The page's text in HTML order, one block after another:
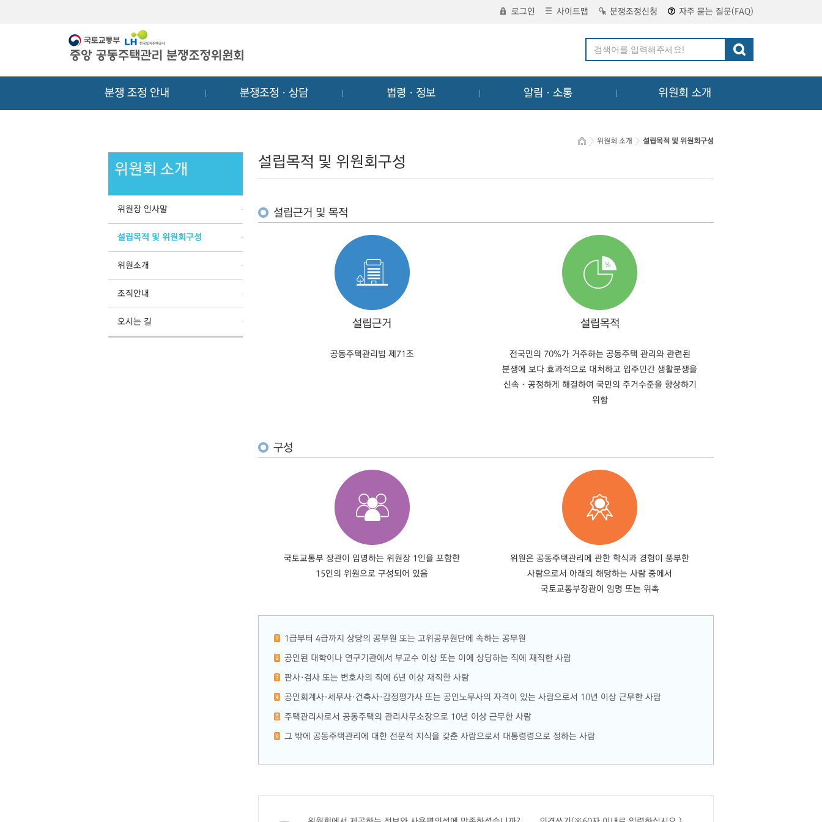
로그인 사이트맵 분쟁조정신청 자주 묻는 질문(FAQ)
분쟁 조정 안내 분쟁조정ㆍ상담 법령ㆍ정보 알림ㆍ소통 위원회 소개
위원회 소개
위원장 인사말
설립목적 및 위원회구성
위원소개
조직안내
오시는 길
위원회 소개 설립목적 및 위원회구성
설립목적 및 위원회구성
설립근거 및 목적
설립근거
공동주택관리법 제71조
설립목적
전국민의 70%가 거주하는 공동주택 관리와 관련된
분쟁에 보다 효과적으로 대처하고 입주민간 생활분쟁을
신속 · 공정하게 해결하여 국민의 주거수준을 향상하기
위함
구성
국토교통부 장관이 임명하는 위원장 1인을 포함한
15인의 위원으로 구성되어 있음
위원은 공동주택관리에 관한 학식과 경험이 풍부한
사람으로서 아래의 해당하는 사람 중에서
국토교통부장관이 임명 또는 위촉
1급부터 4급까지 상당의 공무원 또는 고위공무원단에 속하는 공무원
공인된 대학이나 연구기관에서 부교수 이상 또는 이에 상당하는 직에 재직한 사람
판사·검사 또는 변호사의 직에 6년 이상 재직한 사람
공인회계사·세무사·건축사·감정평가사 또는 공인노무사의 자격이 있는 사람으로서 10년 이상 근무한 사람
주택관리사로서 공동주택의 관리사무소장으로 10년 이상 근무한 사람
그 밖에 공동주택관리에 대한 전문적 지식을 갖춘 사람으로서 대통령령으로 정하는 사람